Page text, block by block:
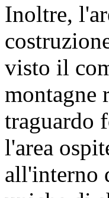
Inoltre,
visto il
montagne
traguardo
l'area
all'interno